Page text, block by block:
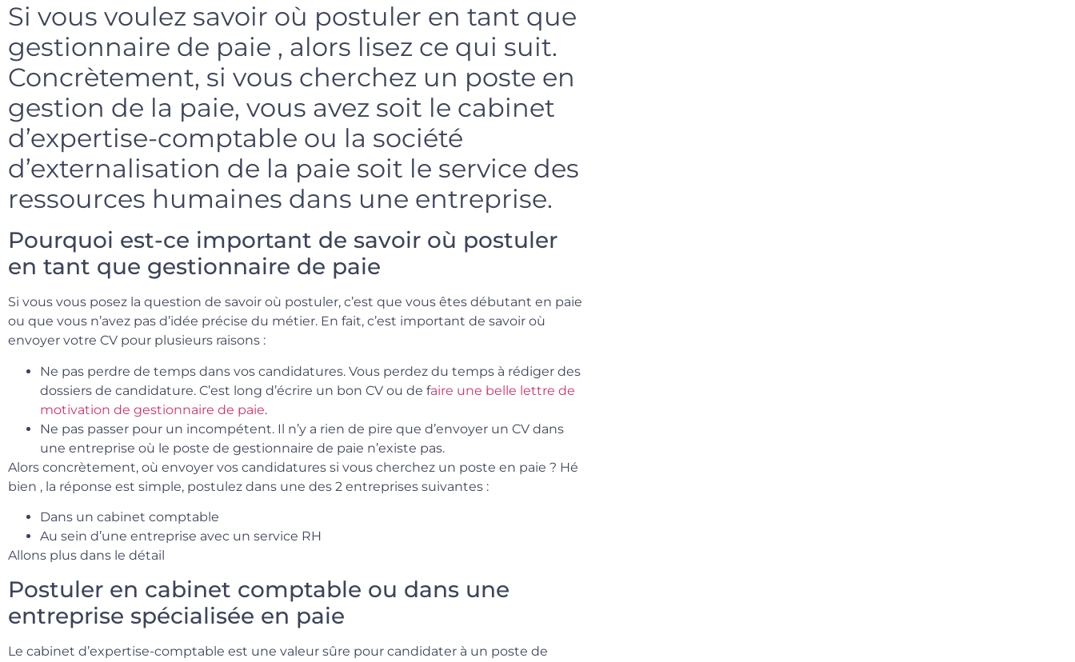
Si vous voulez savoir où postuler en tant que
gestionnaire de paie , alors lisez ce qui suit.
Concrètement, si vous cherchez un poste en
gestion de la paie, vous avez soit le cabinet
d’expertise-comptable ou la société
d’externalisation de la paie soit le service des
ressources humaines dans une entreprise.
Pourquoi est-ce important de savoir où postuler
en tant que gestionnaire de paie
Si vous vous posez la question de savoir où postuler, c’est que vous êtes débutant en paie
ou que vous n’avez pas d’idée précise du métier. En fait, c’est important de savoir où
envoyer votre CV pour plusieurs raisons :
Ne pas perdre de temps dans vos candidatures. Vous perdez du temps à rédiger des
dossiers de candidature. C’est long d’écrire un bon CV ou de faire une belle lettre de
motivation de gestionnaire de paie.
Ne pas passer pour un incompétent. Il n’y a rien de pire que d’envoyer un CV dans
une entreprise où le poste de gestionnaire de paie n’existe pas.
Alors concrètement, où envoyer vos candidatures si vous cherchez un poste en paie ? Hé
bien , la réponse est simple, postulez dans une des 2 entreprises suivantes :
Dans un cabinet comptable
Au sein d’une entreprise avec un service RH
Allons plus dans le détail
Postuler en cabinet comptable ou dans une
entreprise spécialisée en paie
Le cabinet d’expertise-comptable est une valeur sûre pour candidater à un poste de